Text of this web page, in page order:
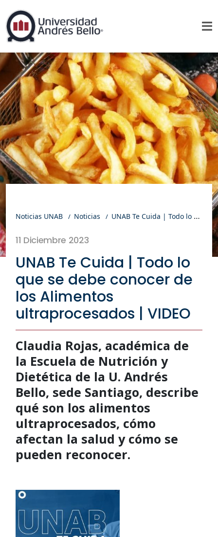
Noticias UNAB Noticias UNAB Te Cuida | Todo lo que se debe conocer de los Alimentos ultraprocesados | VIDEO
11 Diciembre 2023
UNAB Te Cuida | Todo lo
que se debe conocer de
los Alimentos
ultraprocesados | VIDEO
Claudia Rojas, académica de
la Escuela de Nutrición y
Dietética de la U. Andrés
Bello, sede Santiago, describe
qué son los alimentos
ultraprocesados, cómo
afectan la salud y cómo se
pueden reconocer.